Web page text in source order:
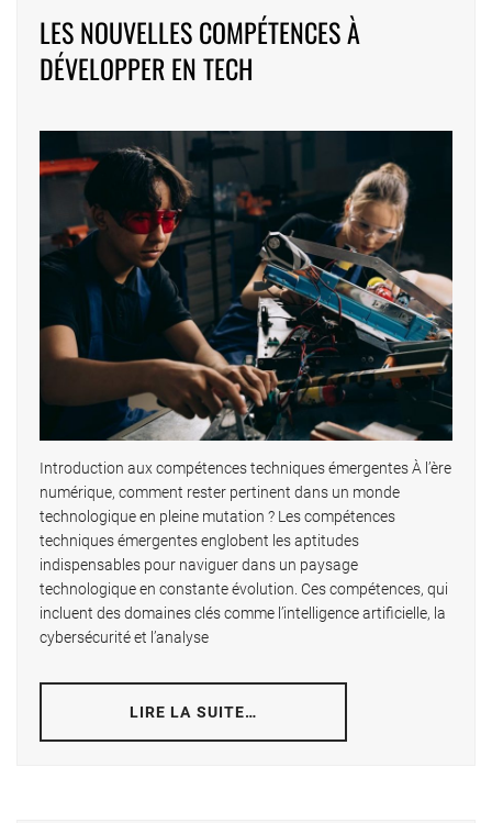
LES NOUVELLES COMPÉTENCES À
DÉVELOPPER EN TECH
Introduction aux compétences techniques émergentes À l’ère
numérique, comment rester pertinent dans un monde
technologique en pleine mutation ? Les compétences
techniques émergentes englobent les aptitudes
indispensables pour naviguer dans un paysage
technologique en constante évolution. Ces compétences, qui
incluent des domaines clés comme l’intelligence artificielle, la
cybersécurité et l’analyse
LIRE LA SUITE…